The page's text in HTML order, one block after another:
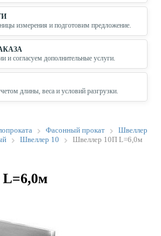
измерения и подготовим предложение.
и согласуем дополнительные услуги.
длины, веса и условий разгрузки.
Фасонный прокат
Швеллер
Швеллер 10 Швеллер 10П L=6,0м